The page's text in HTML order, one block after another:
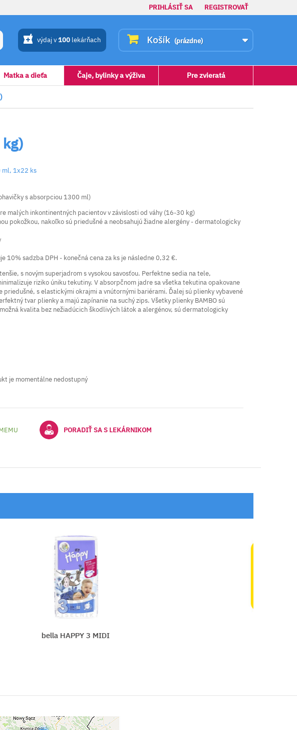
PRIHLÁSIŤ SA REGISTROVAŤ
Košík (prázdne)
výdaj v100 lekárňach
Matka a dieťa Čaje, bylinky a výživa Pre zvieratá
ml, 1x22 ks
s absorpciou 1300 ml)
malých inkontinentných pacientov v závislosti od váhy (16-30 kg)
pokožkou, nakoľko sú priedušné a neobsahujú žiadne alergény - dermatologicky
10% sadzba DPH - konečná cena za ks je následne 0,32 €.
s novým superjadrom s vysokou savosťou. Perfektne sedia na tele,
riziko úniku tekutiny. V absorpčnom jadre sa všetka tekutina opakovane
priedušné, s elastickými okrajmi a vnútornými bariérami. Ďalej sú plienky vybavené
tvar plienky a majú zapínanie na suchý zips. Všetky plienky BAMBO sú
kvalita bez nežiadúcich škodlivých látok a alergénov, sú dermatologicky
je momentálne nedostupný
PORADIŤ SA S LEKÁRNIKOM
HAPPY 3 MIDI